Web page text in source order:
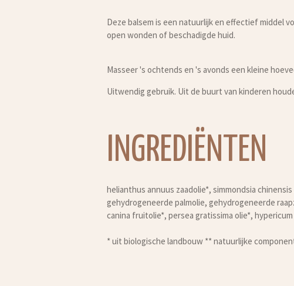
Deze balsem is een natuurlijk en effectief middel
open wonden of beschadigde huid.
Masseer 's ochtends en 's avonds een kleine
Uitwendig gebruik. Uit de buurt van kinderen
INGREDIËNTEN
helianthus annuus zaadolie*, simmondsia
gehydrogeneerde palmolie, gehydrogeneerde
canina fruitolie*, persea gratissima olie*,
* uit biologische landbouw ** natuurlijke